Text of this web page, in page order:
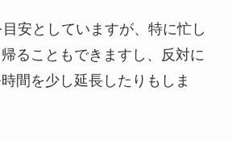
安としていますが、特に忙し
ることもできますし、反対に
間を少し延長したりもしま